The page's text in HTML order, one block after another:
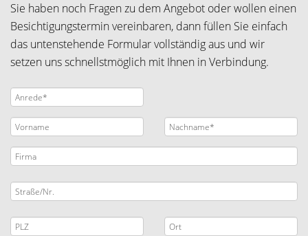
Sie haben noch Fragen zu dem Angebot oder wollen einen
Besichtigungstermin vereinbaren, dann füllen Sie einfach
das untenstehende Formular vollständig aus und wir
setzen uns schnellstmöglich mit Ihnen in Verbindung.